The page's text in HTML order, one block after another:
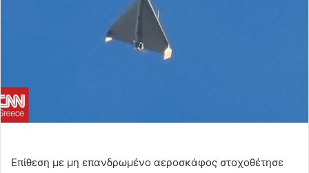
Επίθεση με μη επανδρωμένο αεροσκάφος στοχοθέτησε